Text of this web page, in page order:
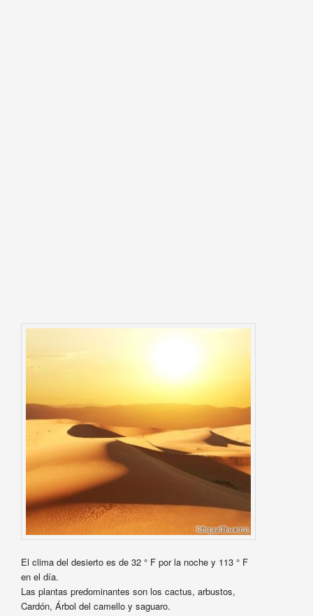
El clima del desierto es de 32 ° F por la noche y 113 ° F
en el día.
Las plantas predominantes son los cactus, arbustos,
Cardón, Árbol del camello y saguaro.